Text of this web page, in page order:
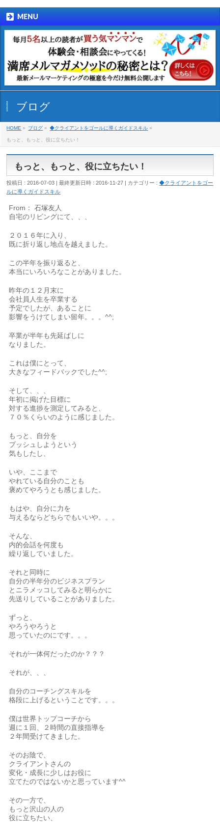
MENU
ブログ
HOME » ブログ » ◆クライアントをゴールに導くガイドスキル »
もっと、もっと、役に立ちたい！
もっと、もっと、役に立ちたい！
投稿日 : 2016-07-03 最終更新日時 : 2016-11-27 カテゴリー :◆クライアントをゴー
ルに導くガイドスキル
From： 石塚友人
自宅のリビングにて、、、
２０１６年に入り、
既に折り返し地点を越えました。
この半年を振り返ると、
本当にいろいろなことがありました。
昨年の１２月末に
会社員人生を卒業する
予定でしたが、あることに
影響をうけてしまい留年。。。^^;
卒業が半年も先延ばしに
なりました。
これは僕にとって、
大きなフィードバックでした^^;
そして、、、
年初に掲げた目標に
対する進捗を測定してみると、
７０％くらいのように感じました。
もっと、自分を
プッシュしようという
気もしたし、
いや、ここまで
やれている自分のことも
褒めてやろうとも感じました。
もはや、自分に力を
与えるならどちらでもいいや。。。
そんな、
内的会話を何度も
繰り返していました。
それと同時に
自分の半年分のビジネスプラン
とニラメッコしてみると明らかに
先送りしていることがありました。
ずっと、
やろうやろうと
思っていたのにです。。。
それが一体何だったのか？？？
それが、、、
自分のコーチングスキルを
格段に上げるということです。。。
僕は世界トップコーチから
週に１回、２時間の直接指導を
２年間受けてきました。
そのお陰で、
クライアントさんの
変化・成長に少しはお役に
立てたのではないかと思っています^^
その一方で、
もっと沢山の人の
役に立ちたい、